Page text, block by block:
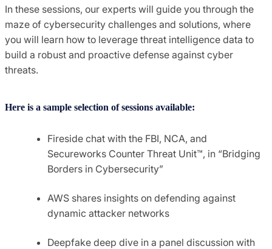
In these sessions, our experts will guide you through the
maze of cybersecurity challenges and solutions, where
you will learn how to leverage threat intelligence data to
build a robust and proactive defense against cyber
threats.
Here is a sample selection of sessions available:
Fireside chat with the FBI, NCA, and
Secureworks Counter Threat Unit™, in “Bridging
Borders in Cybersecurity”
AWS shares insights on defending against
dynamic attacker networks
Deepfake deep dive in a panel discussion with